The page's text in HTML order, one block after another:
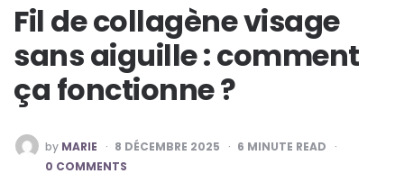
Fil de collagène visage
sans aiguille : comment
ça fonctionne ?
POSTED
BY
by MARIE 8 DÉCEMBRE 2025 6 MINUTE READ
0 COMMENTS